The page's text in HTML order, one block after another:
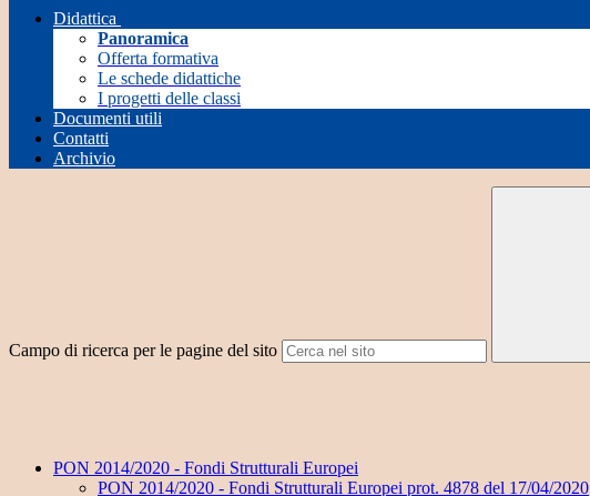
Didattica
Panoramica
Offerta formativa
Le schede didattiche
I progetti delle classi
Documenti utili
Contatti
Archivio
Campo di ricerca per le pagine del sito
PON 2014/2020 - Fondi Strutturali Europei
PON 2014/2020 - Fondi Strutturali Europei prot. 4878 del 17/04/2020